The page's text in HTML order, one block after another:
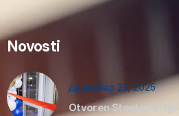
Novosti
Децембар 23, 2025
Otvoren Steelsoft